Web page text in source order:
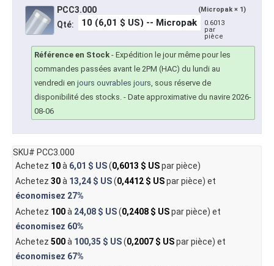
PCC3.000 (Micropak × 1)
Qté:
0.6013
par
pièce
Référence en Stock - Expédition le jour même pour les
commandes passées avant le 2PM (HAC) du lundi au
vendredi en jours ouvrables jours, sous réserve de
disponibilité des stocks. - Date approximative du navire 2026-
08-06
SKU# PCC3.000
Achetez 10à 6,01 $ US(0,6013 $ USpar pièce)
Achetez 30à 13,24 $ US(0,4412 $ USpar pièce) et
économisez 27%
Achetez 100à 24,08 $ US(0,2408 $ USpar pièce) et
économisez 60%
Achetez 500à 100,35 $ US(0,2007 $ USpar pièce) et
économisez 67%